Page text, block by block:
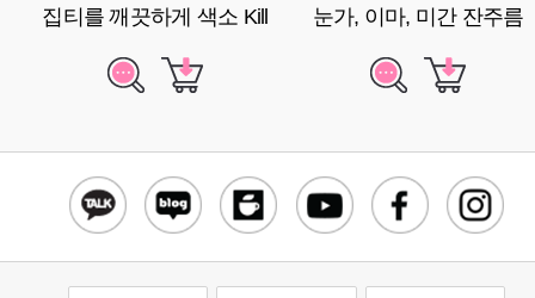
집티를 깨끗하게 색소 Kill 눈가, 이마, 미간 잔주름